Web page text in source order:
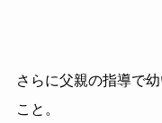
さらに父親の指導で
こと。